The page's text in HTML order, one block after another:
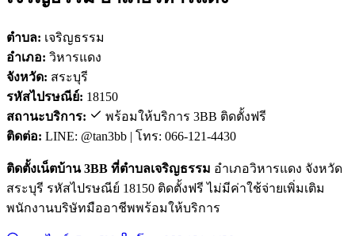
ตำบล: เจริญธรรม
อำเภอ: วิหารแดง
จังหวัด: สระบุรี
รหัสไปรษณีย์: 18150
สถานะบริการ:
พร้อมให้บริการ 3BB ติดตั้งฟรี
ติดต่อ: LINE: @tan3bb | โทร: 066-121-4430
ติดตั้งเน็ตบ้าน 3BB ที่ตำบลเจริญธรรม อำเภอวิหารแดง จังหวัด
สระบุรี รหัสไปรษณีย์ 18150 ติดตั้งฟรี ไม่มีค่าใช้จ่ายเพิ่มเติม
พนักงานบริษัทมืออาชีพพร้อมให้บริการ